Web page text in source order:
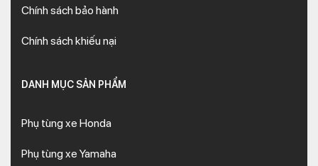
Chính sách bảo hành
Chính sách khiếu nại
DANH MỤC SẢN PHẨM
Phụ tùng xe Honda
Phụ tùng xe Yamaha